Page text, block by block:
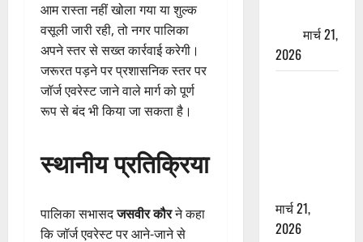
आम रास्ता नहीं खोला गया या शुल्क
वसूली जारी रही, तो नगर पालिका
अपने स्तर से सख्त कार्रवाई करेगी।
जरूरत पड़ने पर प्रशासनिक स्तर पर
जॉर्ज एवरेस्ट जाने वाले मार्ग को पूर्ण
रूप से बंद भी किया जा सकता है।
स्थानीय प्रतिक्रिया
पालिका सभासदजसवीर कौरने कहा
कि जॉर्ज एवरेस्ट पर आने-जाने से
मार्च 21,
2026
मार्च 21,
2026